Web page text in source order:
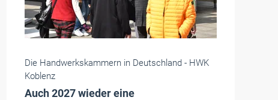
Die Handwerkskammern in Deutschland - HWK
Koblenz
Auch 2027 wieder eine